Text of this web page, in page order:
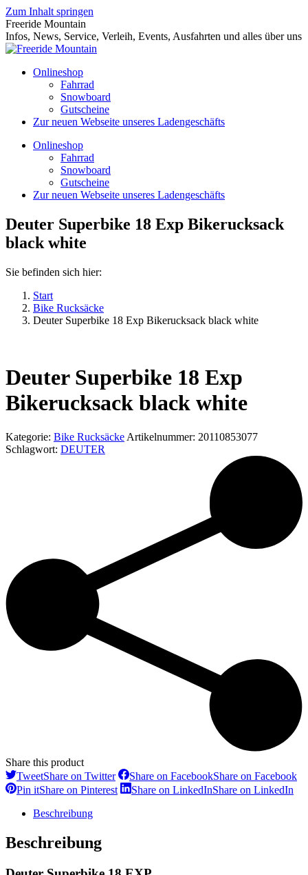
Zum Inhalt springen
Freeride Mountain
Infos, News, Service, Verleih, Events, Ausfahrten und alles über uns
Onlineshop
Fahrrad
Snowboard
Gutscheine
Zur neuen Webseite unseres Ladengeschäfts
Onlineshop
Fahrrad
Snowboard
Gutscheine
Zur neuen Webseite unseres Ladengeschäfts
Deuter Superbike 18 Exp Bikerucksack
black white
Sie befinden sich hier:
Start
Bike Rucksäcke
Deuter Superbike 18 Exp Bikerucksack black white
Deuter Superbike 18 Exp
Bikerucksack black white
Kategorie: Bike Rucksäcke Artikelnummer: 20110853077
Schlagwort: DEUTER
Share this product
TweetShare on Twitter Share on FacebookShare on Facebook
Pin itShare on Pinterest Share on LinkedInShare on LinkedIn
Beschreibung
Beschreibung